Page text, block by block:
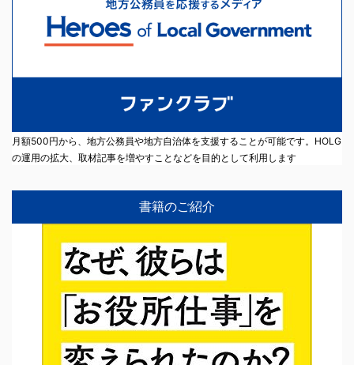
月額500円から、地方公務員や地方自治体を支援することが可能です。HOLG
の運用の拡大、取材記事を増やすことなどを目的として利用します
書籍のご紹介